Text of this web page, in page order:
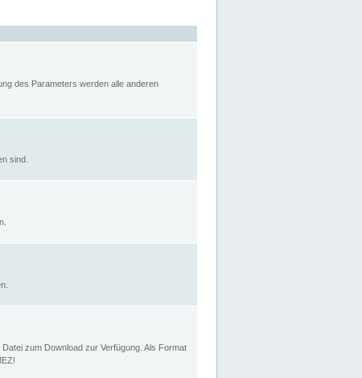
des Parameters werden alle anderen
sind.
zum Download zur Verfügung. Als Format